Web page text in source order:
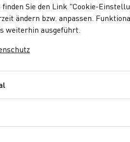
finden Sie den Link "Cookie-
ändern bzw. anpassen.
weiterhin ausgeführt.
Funktional